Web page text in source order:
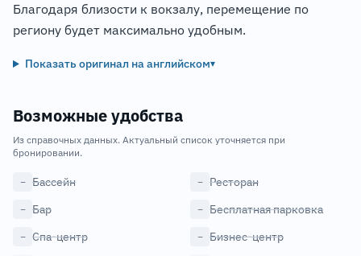
Благодаря близости к вокзалу, перемещение по
региону будет максимально удобным.
Показать оригинал на английском▾
Возможные удобства
Из справочных данных. Актуальный список уточняется при
бронировании.
− Бассейн − Ресторан
− Бар − Бесплатная парковка
− Спа-центр − Бизнес-центр